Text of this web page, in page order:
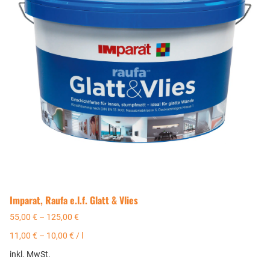
Imparat, Raufa e.l.f. Glatt & Vlies
55,00 € – 125,00 €
11,00 € – 10,00 € /
inkl. MwSt.